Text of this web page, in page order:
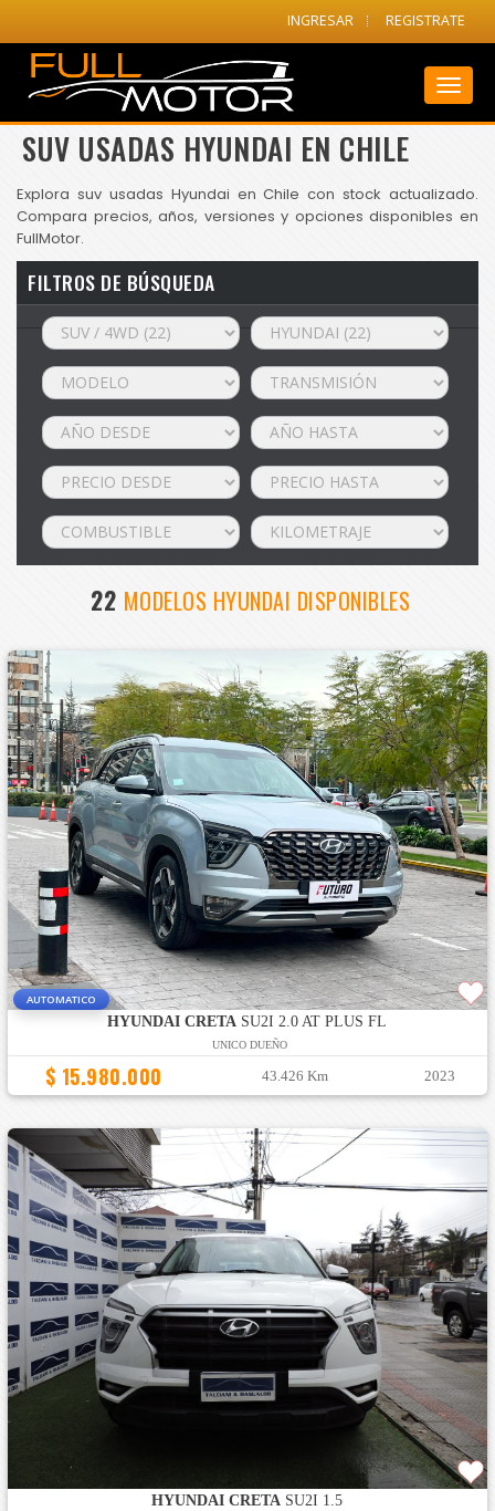
INGRESAR REGISTRATE
SUV USADAS HYUNDAI EN CHILE
Explora suv usadas Hyundai en Chile con stock actualizado.
Compara precios, años, versiones y opciones disponibles en
FullMotor.
FILTROS DE BÚSQUEDA
22 MODELOS HYUNDAI DISPONIBLES
AUTOMATICO
HYUNDAI CRETA SU2I 2.0 AT PLUS FL
UNICO DUEÑO
$ 15.980.000 43.426 Km 2023
HYUNDAI CRETA SU2I 1.5